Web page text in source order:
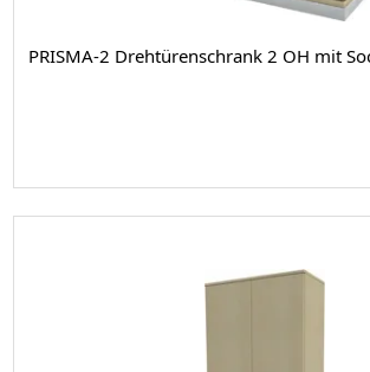
PRISMA-2 Drehtürenschrank 2 OH mit